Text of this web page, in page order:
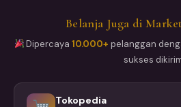
Belanja Juga di
Dipercaya10.000+ pelanggan
sukses
Tokopedia